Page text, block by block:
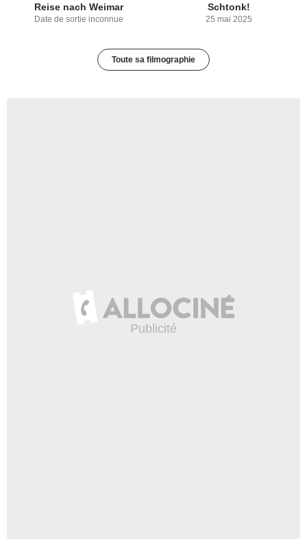
Reise nach Weimar
Date de sortie inconnue
Schtonk!
25 mai 2025
Toute sa filmographie